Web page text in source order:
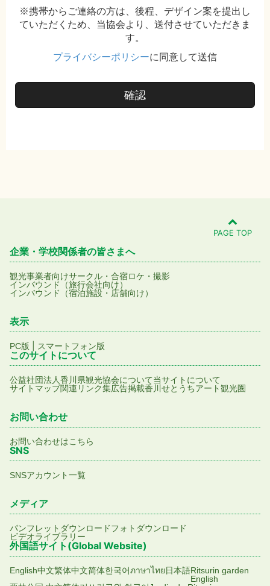
※携帯からご連絡の方は、後程、デザイン案を提出し
ていただくため、当協会より、送付させていただきま
す。
プライバシーポリシーに同意して送信
確認
PAGE TOP
企業・学校関係者の皆さまへ
観光事業者向けサークル・合宿ロケ・撮影
インバウンド（旅行会社向け）
インバウンド（宿泊施設・店舗向け）
表示
PC版 スマートフォン版
このサイトについて
公益社団法人香川県観光協会について当サイトについて
サイトマップ関連リンク集広告掲載香川せとうちアート観光圏
お問い合わせ
お問い合わせはこちら
SNS
SNSアカウント一覧
メディア
パンフレットダウンロードフォトダウンロード
ビデオライブラリー
外国語サイト(Global Website)
English中文繁体中文简体한국어ภาษาไทย日本語Ritsurin garden
English